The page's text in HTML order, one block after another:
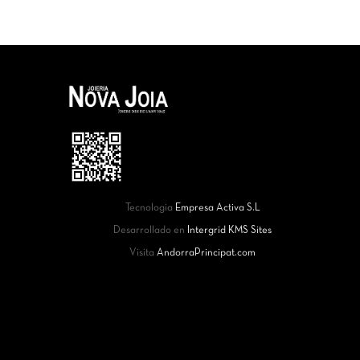
Tecnologia Empresa Activa S.L
Desarrollado en Intergrid KMS Sites
Visita AndorraPrincipat.com